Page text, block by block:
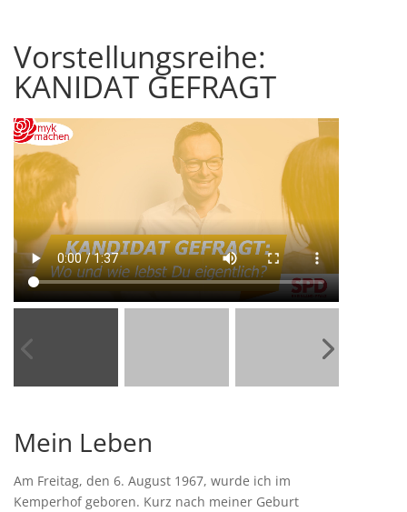
Vorstellungsreihe:
KANIDAT GEFRAGT
Mein Leben
Am Freitag, den 6. August 1967, wurde ich im
Kemperhof geboren. Kurz nach meiner Geburt